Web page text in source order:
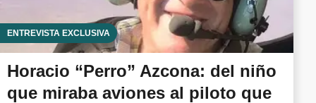
ENTREVISTA EXCLUSIVA
Horacio “Perro” Azcona: del niño
que miraba aviones al piloto que